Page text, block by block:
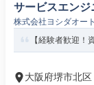
サービスエンジ
株式会社ヨシダオー
【経験者歓迎！
大阪府堺市北区